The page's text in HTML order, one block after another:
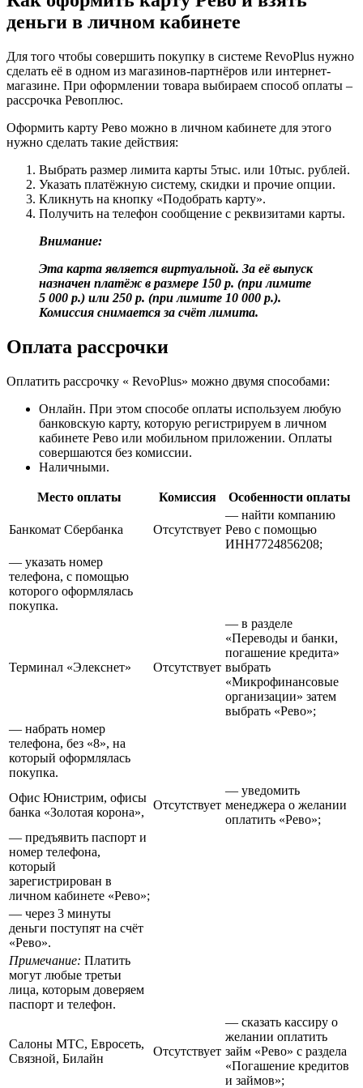
деньги в личном кабинете
Для того чтобы совершить покупку в системе RevoPlus нужно
сделать её в одном из магазинов-партнёров или интернет-
магазине. При оформлении товара выбираем способ оплаты –
рассрочка Ревоплюс.
Оформить карту Рево можно в личном кабинете для этого
нужно сделать такие действия:
Выбрать размер лимита карты 5тыс. или 10тыс. рублей.
Указать платёжную систему, скидки и прочие опции.
Кликнуть на кнопку «Подобрать карту».
Получить на телефон сообщение с реквизитами карты.
Внимание:
Эта карта является виртуальной. За её выпуск
назначен платёж в размере 150 р. (при лимите
5 000 р.) или 250 р. (при лимите 10 000 р.).
Комиссия снимается за счёт лимита.
Оплата рассрочки
Оплатить рассрочку « RevoPlus» можно двумя способами:
Онлайн. При этом способе оплаты используем любую
банковскую карту, которую регистрируем в личном
кабинете Рево или мобильном приложении. Оплаты
совершаются без комиссии.
Наличными.
Место оплаты Комиссия Особенности оплаты
Банкомат Сбербанка Отсутствует
— найти компанию
Рево с помощью
ИНН7724856208;
— указать номер
телефона, с помощью
которого оформлялась
покупка.
Терминал «Элекснет» Отсутствует
— в разделе
«Переводы и банки,
погашение кредита»
выбрать
«Микрофинансовые
организации» затем
выбрать «Рево»;
— набрать номер
телефона, без «8», на
который оформлялась
покупка.
Офис Юнистрим, офисы
банка «Золотая корона»,
Отсутствует
— уведомить
менеджера о желании
оплатить «Рево»;
— предъявить паспорт и
номер телефона,
который
зарегистрирован в
личном кабинете «Рево»;
— через 3 минуты
деньги поступят на счёт
«Рево».
Примечание: Платить
могут любые третьи
лица, которым доверяем
паспорт и телефон.
Салоны МТС, Евросеть,
Связной, Билайн
Отсутствует
— сказать кассиру о
желании оплатить
займ «Рево» с раздела
«Погашение кредитов
и займов»;